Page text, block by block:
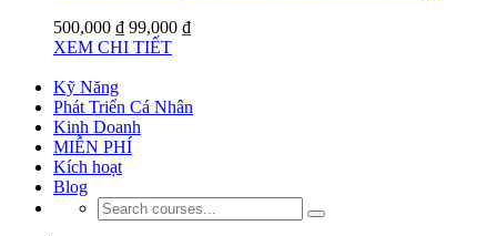
500,000 ₫ 99,000 ₫
XEM CHI TIẾT
Kỹ Năng
Phát Triển Cá Nhân
Kinh Doanh
MIỄN PHÍ
Kích hoạt
Blog